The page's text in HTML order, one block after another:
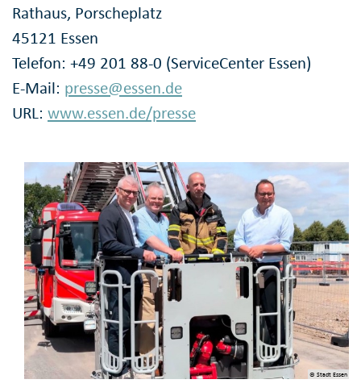
Rathaus, Porscheplatz
45121 Essen
Telefon: +49 201 88-0 (ServiceCenter Essen)
E-Mail: presse@essen.de
URL: www.essen.de/presse
© Stadt Essen